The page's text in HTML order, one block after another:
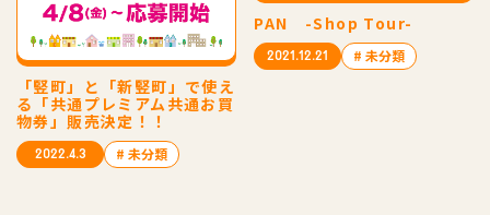
「竪町」と「新竪町」で使え
る「共通プレミアム共通お買
物券」販売決定！！
2022.4.3 # 未分類
PAN -Shop Tour-
2021.12.21 # 未分類